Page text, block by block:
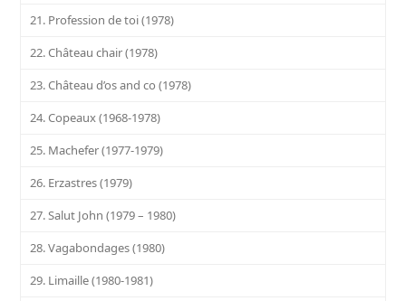
21. Profession de toi (1978)
22. Château chair (1978)
23. Château d’os and co (1978)
24. Copeaux (1968-1978)
25. Machefer (1977-1979)
26. Erzastres (1979)
27. Salut John (1979 – 1980)
28. Vagabondages (1980)
29. Limaille (1980-1981)